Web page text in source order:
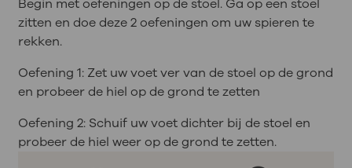
Begin met oefeningen op de stoel. Ga op een stoel
zitten en doe deze 2 oefeningen om uw spieren te
rekken.
Oefening 1: Zet uw voet ver van de stoel op de grond
en probeer de hiel op de grond te zetten
Oefening 2: Schuif uw voet dichter bij de stoel en
probeer de hiel weer op de grond te zetten.